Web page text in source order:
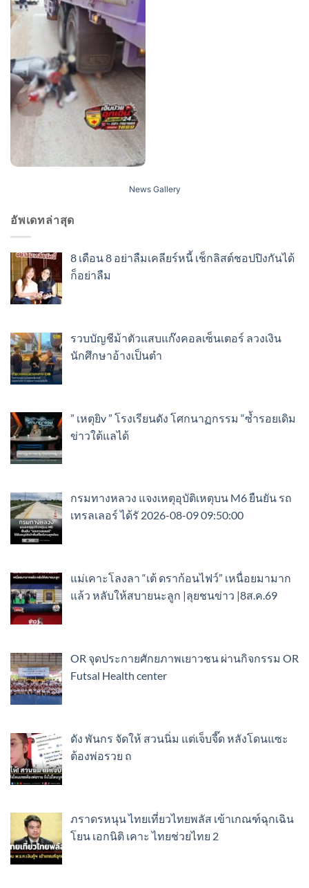
News Gallery
อัพเดทล่าสุด
8 เดือน 8 อย่าลืมเคลียร์หนี้ เช็กลิสต์ชอปปิงกันได้
ก็อย่าลืม
รวบบัญชีม้าตัวแสบแก๊งคอลเซ็นเตอร์ ลวงเงิน
นักศึกษาอ้างเป็นตำ
” เหตุยิv ” โรงเรียนดัง โศกนาฏกรรม “ซ้ำรอยเดิม
ข่าวใต้แลได้
กรมทางหลวง แจงเหตุอุบัติเหตุบน M6 ยืนยัน รถ
เทรลเลอร์ ได้รั 2026-08-09 09:50:00
แม่เคาะโลงลา “เต้ ดราก้อนไฟว์” เหนื่อยมามาก
แล้ว หลับให้สบายนะลูก |ลุยชนข่าว |8ส.ค.69
OR จุดประกายศักยภาพเยาวชน ผ่านกิจกรรม OR
Futsal Health center
ดัง พันกร จัดให้ สวนนิ่ม แต่เจ็บจี๊ด หลังโดนแซะ
ต้องพ่อรวย ถ
ภราดรหนุน ไทยเที่ยวไทยพลัส เข้าเกณฑ์ฉุกเฉิน
โยน เอกนิติ เคาะ ไทยช่วยไทย 2